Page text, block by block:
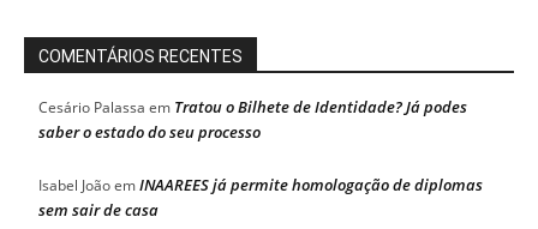
COMENTÁRIOS RECENTES
Cesário Palassa em Tratou o Bilhete de Identidade? Já podes
saber o estado do seu processo
Isabel JoãoemINAAREES já permite homologação de diplomas
sem sair de casa